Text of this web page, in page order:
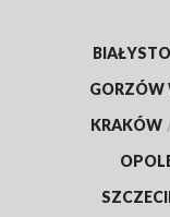
GORZÓW
KRAKÓW